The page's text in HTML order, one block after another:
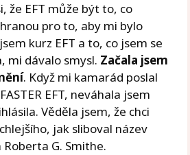
že EFT může být to, co
pro to, aby mi bylo
kurz EFT a to, co jsem se
mi dávalo smysl. Začala jsem
. Když mi kamarád poslal
EFT, neváhala jsem
Věděla jsem, že chci
jak sliboval název
G. Smithe.